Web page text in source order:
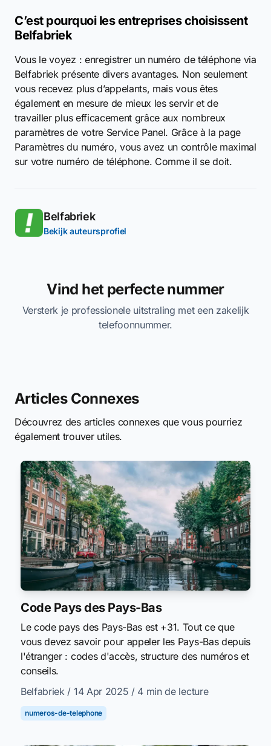
C’est pourquoi les entreprises choisissent
Belfabriek
Vous le voyez : enregistrer un numéro de téléphone via
Belfabriek présente divers avantages. Non seulement
vous recevez plus d’appelants, mais vous êtes
également en mesure de mieux les servir et de
travailler plus efficacement grâce aux nombreux
paramètres de votre Service Panel. Grâce à la page
Paramètres du numéro, vous avez un contrôle maximal
sur votre numéro de téléphone. Comme il se doit.
Belfabriek
Bekijk auteursprofiel
Vind het perfecte nummer
Versterk je professionele uitstraling met een zakelijk
telefoonnummer.
Articles Connexes
Découvrez des articles connexes que vous pourriez
également trouver utiles.
Code Pays des Pays-Bas
Le code pays des Pays-Bas est +31. Tout ce que
vous devez savoir pour appeler les Pays-Bas depuis
l'étranger : codes d'accès, structure des numéros et
conseils.
Belfabriek / 14 Apr 2025 / 4 min de lecture
numeros-de-telephone